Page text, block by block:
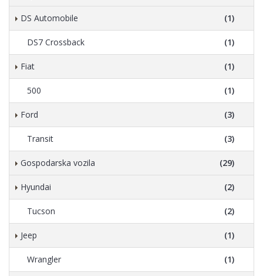
DS Automobile (1)
DS7 Crossback (1)
Fiat (1)
500 (1)
Ford (3)
Transit (3)
Gospodarska vozila (29)
Hyundai (2)
Tucson (2)
Jeep (1)
Wrangler (1)